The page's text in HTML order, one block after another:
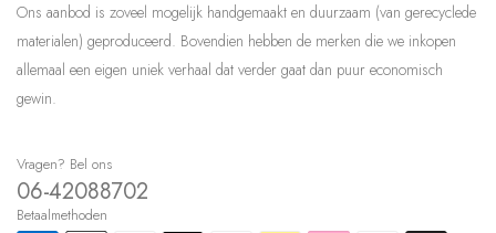
Ons aanbod is zoveel mogelijk handgemaakt en duurzaam (van gerecyclede
materialen) geproduceerd. Bovendien hebben de merken die we inkopen
allemaal een eigen uniek verhaal dat verder gaat dan puur economisch
gewin.
Vragen? Bel ons
06-42088702
Betaalmethoden